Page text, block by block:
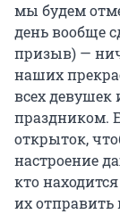
мы будем
день вообще
призыв) —
наших
всех
праздником.
открыток,
настроение
кто
их отправить